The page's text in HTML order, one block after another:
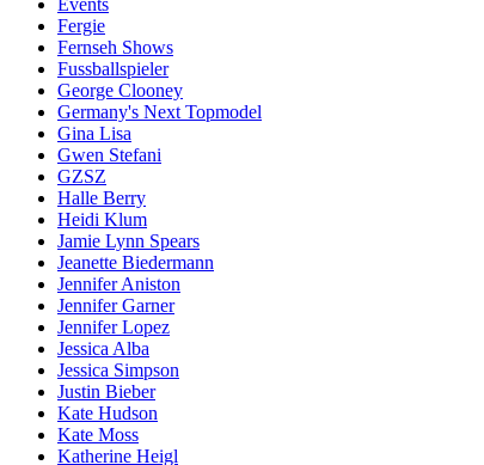
Events
Fergie
Fernseh Shows
Fussballspieler
George Clooney
Germany's Next Topmodel
Gina Lisa
Gwen Stefani
GZSZ
Halle Berry
Heidi Klum
Jamie Lynn Spears
Jeanette Biedermann
Jennifer Aniston
Jennifer Garner
Jennifer Lopez
Jessica Alba
Jessica Simpson
Justin Bieber
Kate Hudson
Kate Moss
Katherine Heigl